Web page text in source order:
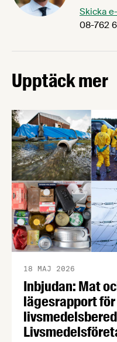
Skicka
08-762
Upptäck mer
Inbjudan: Mat
lägesrapport
18 MAJ 2026